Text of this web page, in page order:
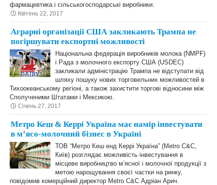
фармацевтика і сільськогосподарські виробники.
Квітень 22, 2017
Аграрні організації США закликають Трампа не
погіршувати експортні можливості
Національна федерація виробників молока (NMPF)
і Рада з молочного експорту США (USDEC)
закликали адміністрацію Трампа не відступати від
шляху пошуку нових торговельних можливостей в
Тихоокеанському регіоні, а також захистити торгові відносини між
Сполученими Штатами і Мексикою.
Січень 27, 2017
Метро Кеш & Керрі Україна має намір інвестувати
в м’ясо-молочний бізнес в Україні
ТОВ “Метро Кеш енд Керрі Україна” (Metro C&C,
Київ) розглядає можливість інвестування в
місцеве виробництво м’ясної і молочної продукції з
метою нарощування своєї частки на ринку,
повідомив комерційний директор Metro C&C Адріан Арич.